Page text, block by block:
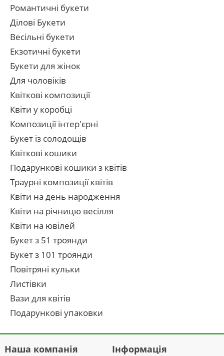
Романтичні букети
Ділові Букети
Весільні букети
Екзотичні букети
Букети для жінок
Для чоловіків
Квіткові композиції
Квіти у коробці
Композиції інтер'єрні
Букет із солодощів
Квіткові кошики
Подарункові кошики з квітів
Траурні композиції квітів
Квіти на день народження
Квіти на річницю весілля
Квіти на ювілей
Букет з 51 троянди
Букет з 101 троянди
Повітряні кульки
Листівки
Вази для квітів
Подарункові упаковки
Наша компанія Інформація